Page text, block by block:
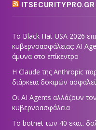
ITSECURITYPRO.GR
Το Black Hat USA 2026
κυβερνοασφάλειας: AI
άμυνα στο επίκεντρο
Η Claude της Anthropic
διάρκεια δοκιμών
Οι AI Agents αλλάζουν
κυβερνοασφάλεια
Το botnet των 40 εκατ.